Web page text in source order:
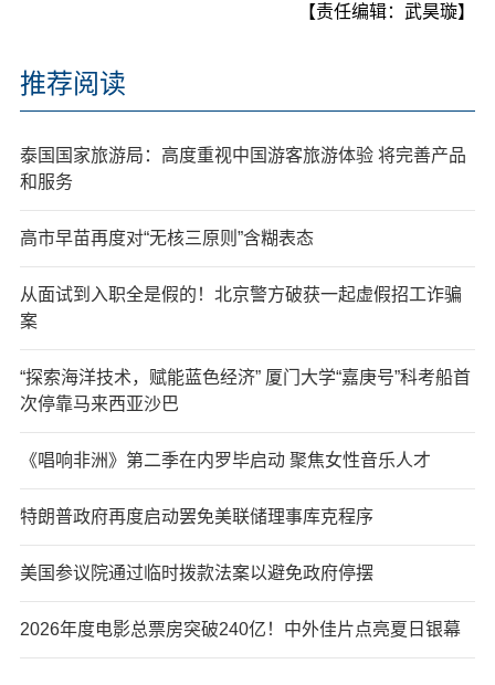
【责任编辑：武昊璇】
推荐阅读
泰国国家旅游局：高度重视中国游客旅游体验 将完善产品
和服务
高市早苗再度对“无核三原则”含糊表态
从面试到入职全是假的！北京警方破获一起虚假招工诈骗
案
“探索海洋技术，赋能蓝色经济” 厦门大学“嘉庚号”科考船首
次停靠马来西亚沙巴
《唱响非洲》第二季在内罗毕启动 聚焦女性音乐人才
特朗普政府再度启动罢免美联储理事库克程序
美国参议院通过临时拨款法案以避免政府停摆
2026年度电影总票房突破240亿！中外佳片点亮夏日银幕